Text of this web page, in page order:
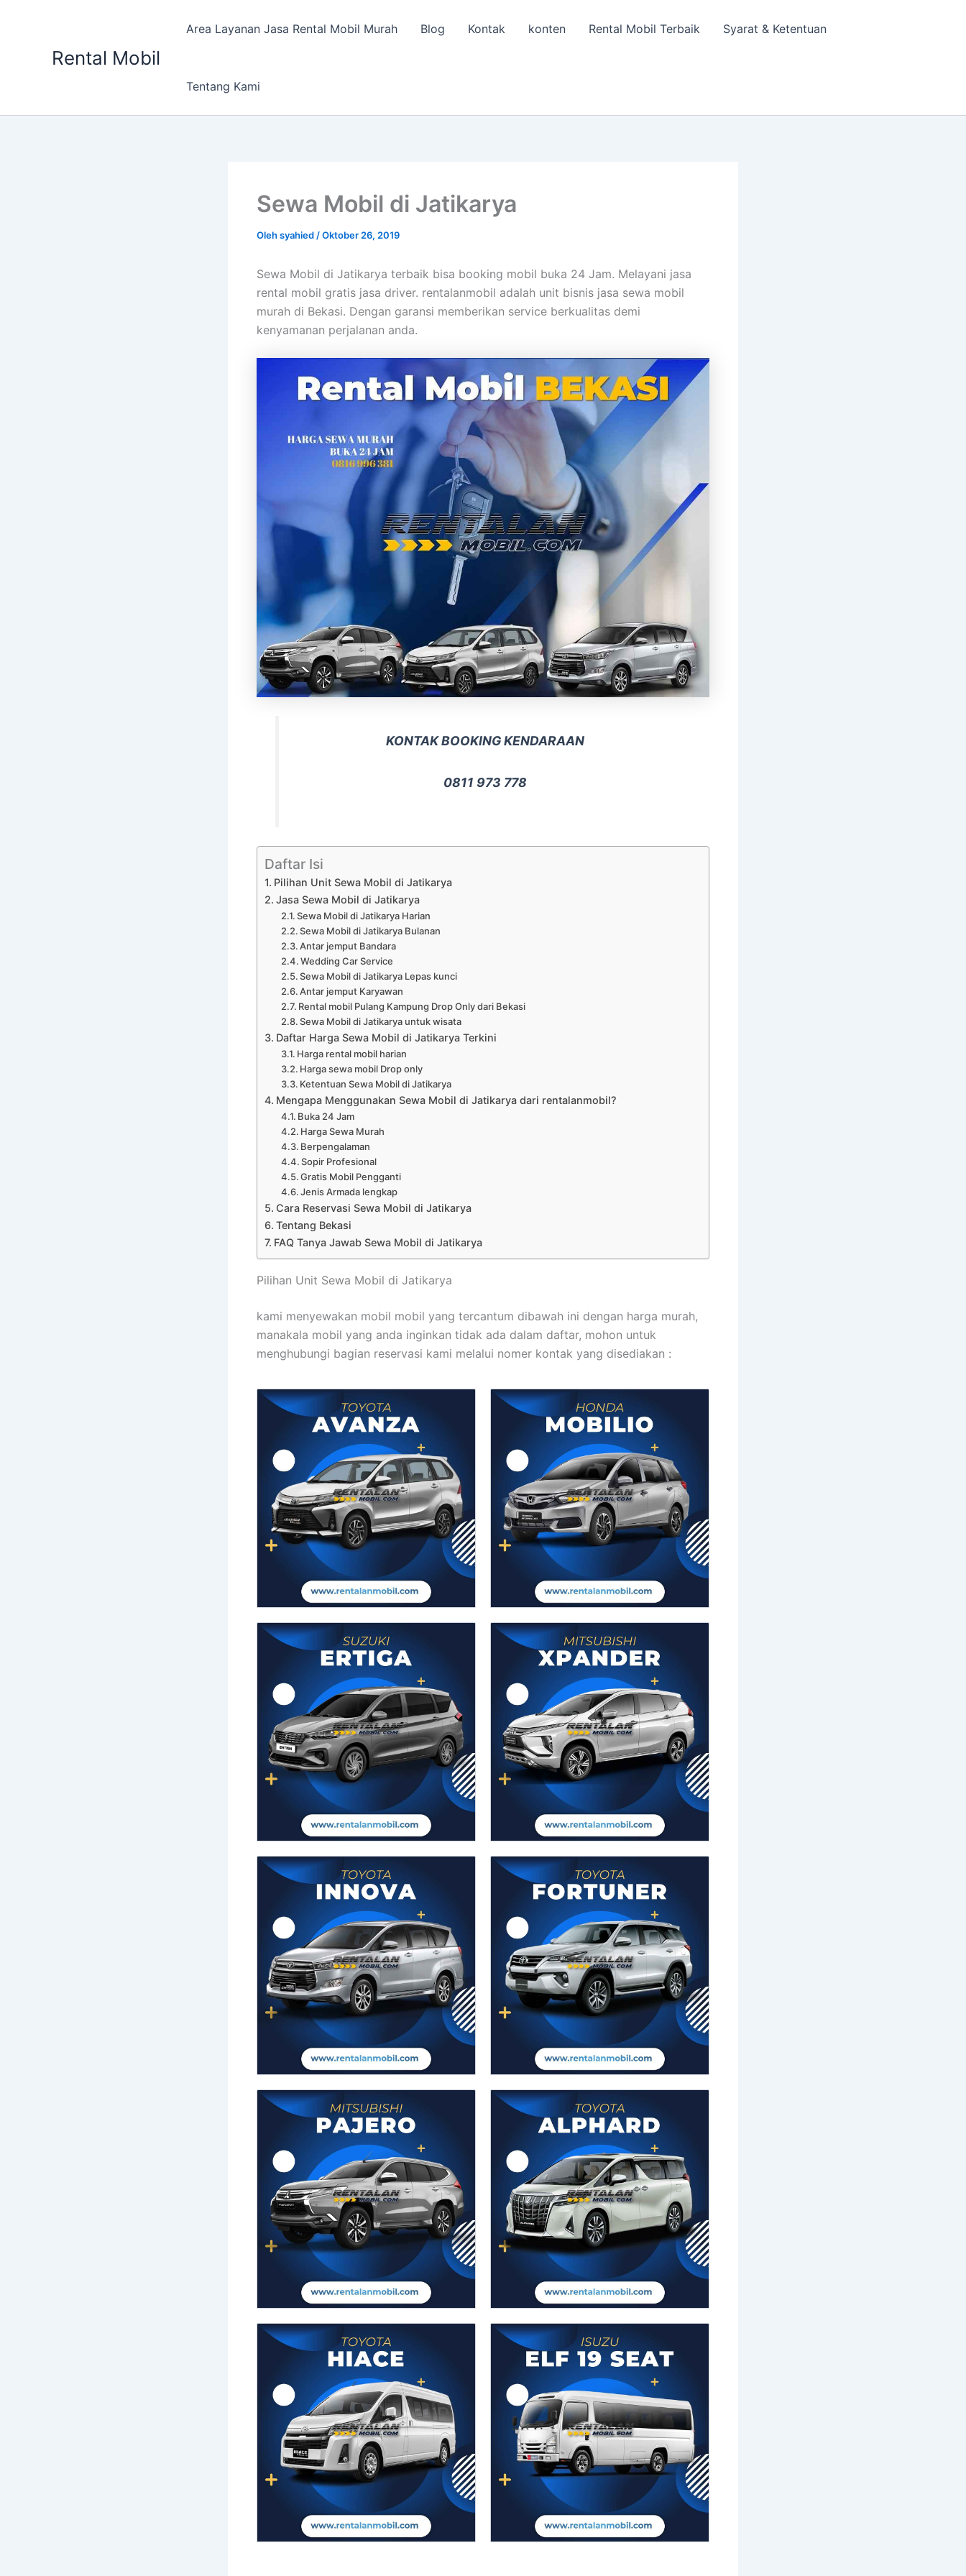
Rental Mobil
Area Layanan Jasa Rental Mobil Murah Blog Kontak konten Rental Mobil Terbaik Syarat & Ketentuan
Tentang Kami
Sewa Mobil di Jatikarya
Olehsyahied /Oktober 26, 2019
Sewa Mobil di Jatikarya terbaik bisa booking mobil buka 24 Jam. Melayani jasa
rental mobil gratis jasa driver. rentalanmobil adalah unit bisnis jasa sewa mobil
murah di Bekasi. Dengan garansi memberikan service berkualitas demi
kenyamanan perjalanan anda.
KONTAK BOOKING KENDARAAN
0811 973 778
Daftar Isi
Pilihan Unit Sewa Mobil di Jatikarya
Jasa Sewa Mobil di Jatikarya
Sewa Mobil di Jatikarya Harian
Sewa Mobil di Jatikarya Bulanan
Antar jemput Bandara
Wedding Car Service
Sewa Mobil di Jatikarya Lepas kunci
Antar jemput Karyawan
Rental mobil Pulang Kampung Drop Only dari Bekasi
Sewa Mobil di Jatikarya untuk wisata
Daftar Harga Sewa Mobil di Jatikarya Terkini
Harga rental mobil harian
Harga sewa mobil Drop only
Ketentuan Sewa Mobil di Jatikarya
Mengapa Menggunakan Sewa Mobil di Jatikarya dari rentalanmobil?
Buka 24 Jam
Harga Sewa Murah
Berpengalaman
Sopir Profesional
Gratis Mobil Pengganti
Jenis Armada lengkap
Cara Reservasi Sewa Mobil di Jatikarya
Tentang Bekasi
FAQ Tanya Jawab Sewa Mobil di Jatikarya
Pilihan Unit Sewa Mobil di Jatikarya
kami menyewakan mobil mobil yang tercantum dibawah ini dengan harga murah,
manakala mobil yang anda inginkan tidak ada dalam daftar, mohon untuk
menghubungi bagian reservasi kami melalui nomer kontak yang disediakan :